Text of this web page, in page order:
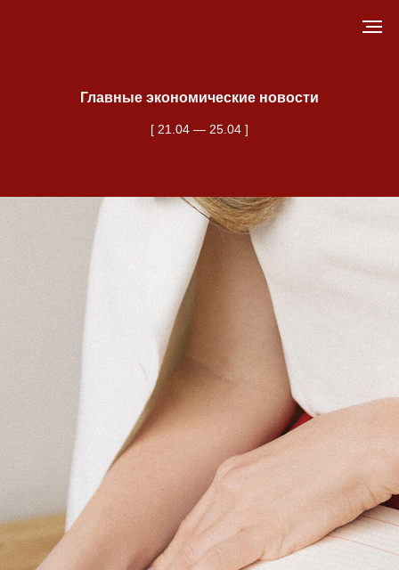
Главные экономические новости
[ 21.04 — 25.04 ]